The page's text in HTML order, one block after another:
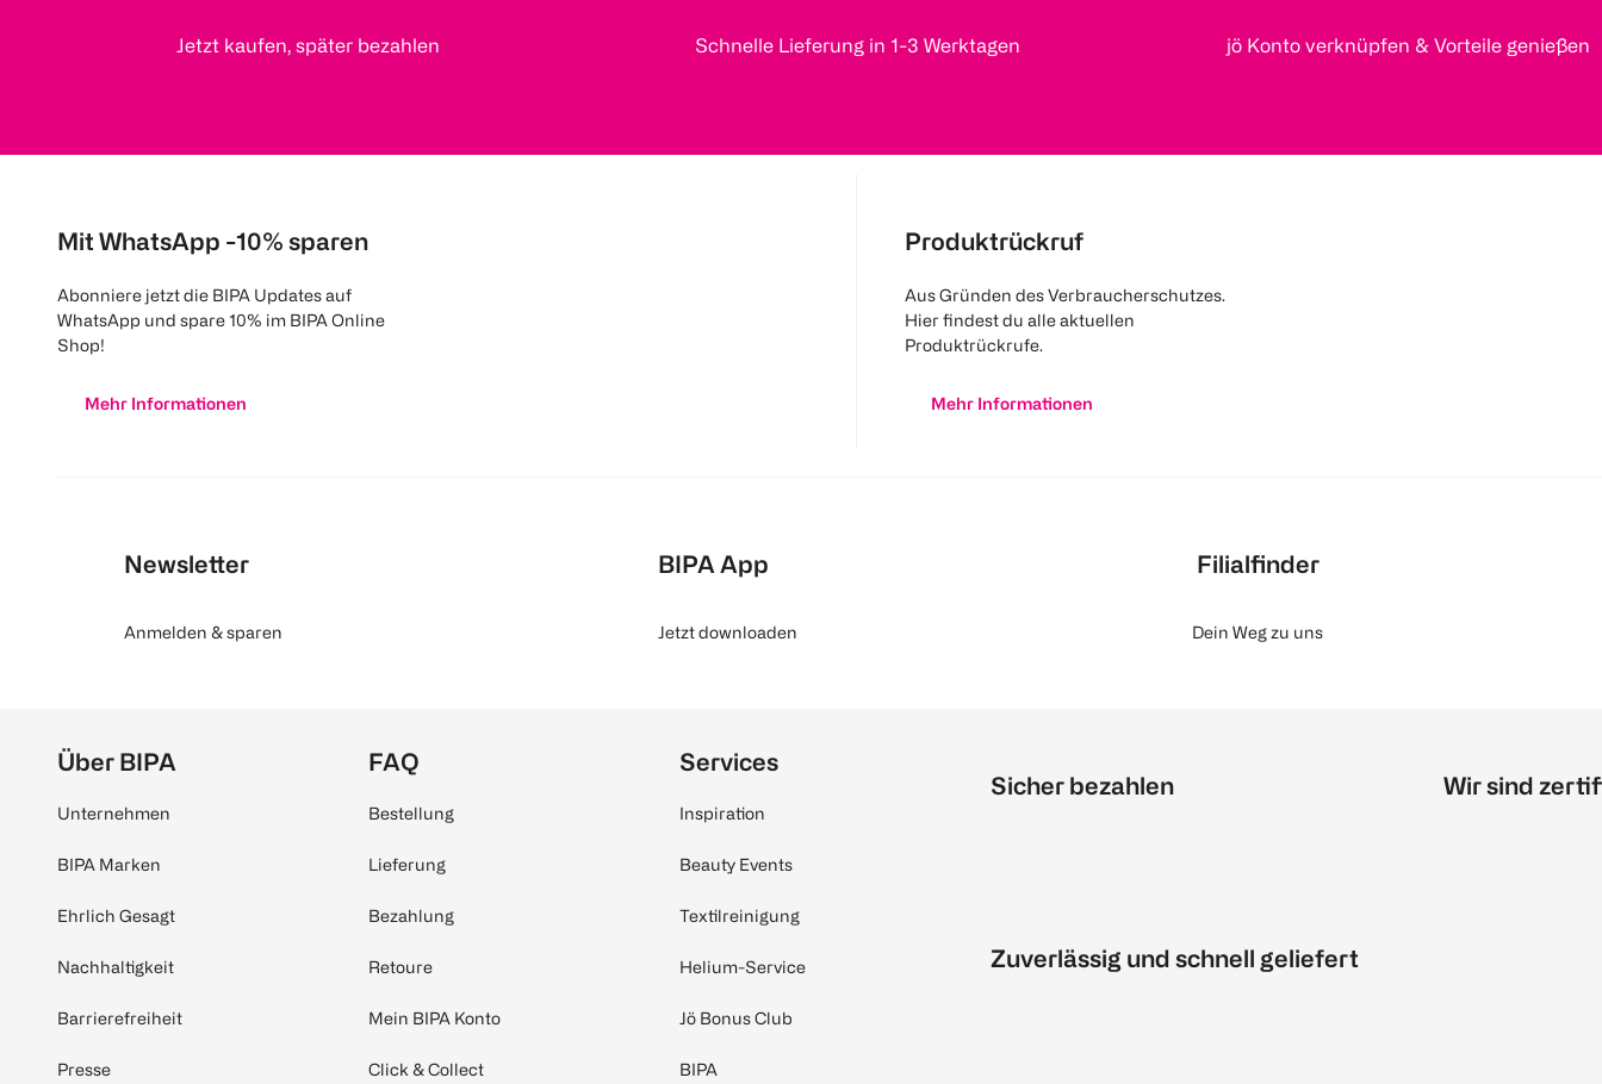
Jetzt kaufen, später bezahlen Schnelle Lieferung in 1-3 Werktagen jö Konto verknüpfen & Vorteile genießen
Mit WhatsApp -10% sparen
Abonniere jetzt die BIPA Updates auf
WhatsApp und spare 10% im BIPA Online
Shop!
Mehr Informationen
Produktrückruf
Aus Gründen des Verbraucherschutzes.
Hier findest du alle aktuellen
Produktrückrufe.
Mehr Informationen
Newsletter
Anmelden & sparen
BIPA App
Jetzt downloaden
Filialfinder
Dein Weg zu uns
Über BIPA
Unternehmen
BIPA Marken
Ehrlich Gesagt
Nachhaltigkeit
Barrierefreiheit
Presse
FAQ
Bestellung
Lieferung
Bezahlung
Retoure
Mein BIPA Konto
Click & Collect
Services
Inspiration
Beauty Events
Textilreinigung
Helium-Service
Jö Bonus Club
BIPA
Sicher bezahlen
Zuverlässig und schnell geliefert
Wir sind